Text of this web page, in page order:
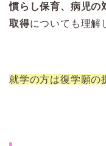
慣らし保育、病児の
取得についても理解
就学の方は復学願の